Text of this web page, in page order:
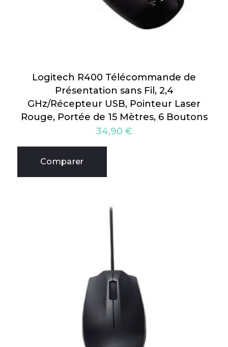
Logitech R400 Télécommande de
Présentation sans Fil, 2,4
GHz/Récepteur USB, Pointeur Laser
Rouge, Portée de 15 Mètres, 6 Boutons
34,90 €
Comparer